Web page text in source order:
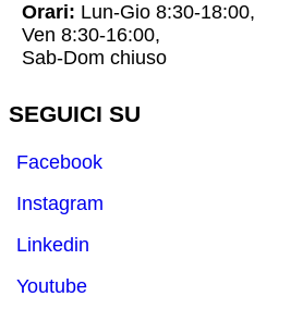
Orari: Lun-Gio 8:30-18:00,
Ven 8:30-16:00,
Sab-Dom chiuso
SEGUICI SU
Facebook
Instagram
Linkedin
Youtube